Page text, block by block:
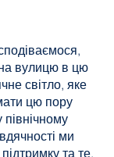
вулицю в цю
світло, яке
цю пору
ми
та те,